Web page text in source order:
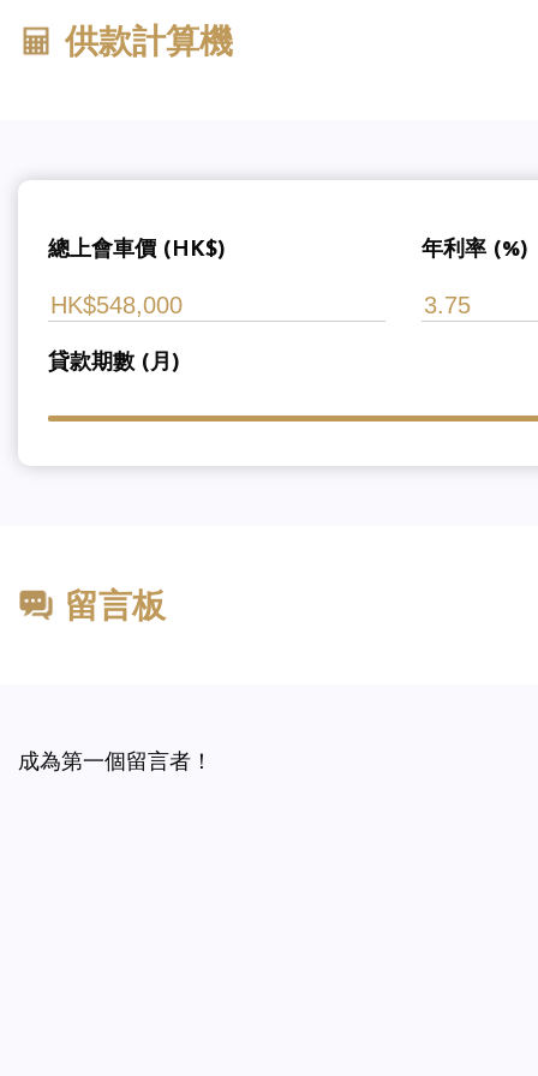
供款計算機
總上會車價 (HK$) 年利率 (%)
貸款期數 (月)
留言板
成為第一個留言者！